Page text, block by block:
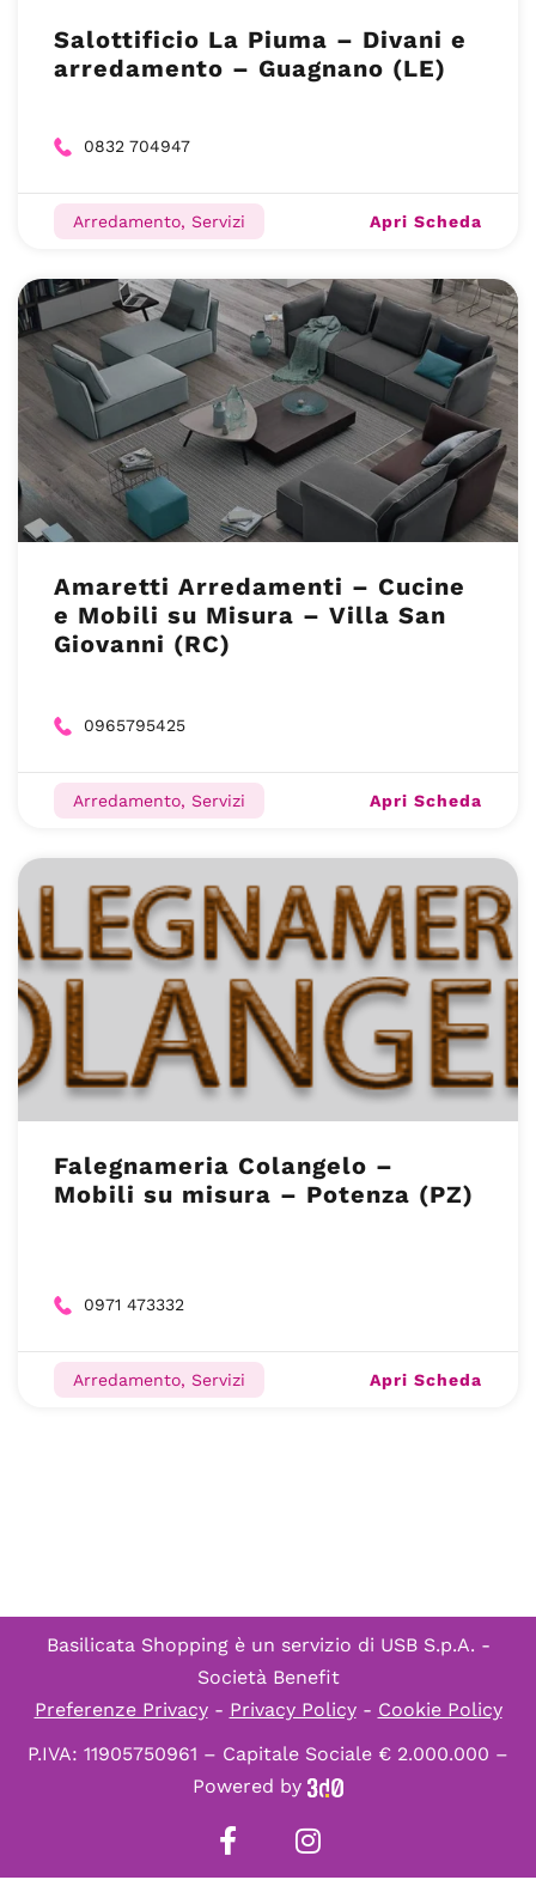
Salottificio La Piuma – Divani e
arredamento – Guagnano (LE)
0832 704947
Arredamento, Servizi Apri Scheda
Amaretti Arredamenti – Cucine
e Mobili su Misura – Villa San
Giovanni (RC)
0965795425
Arredamento, Servizi Apri Scheda
Falegnameria Colangelo –
Mobili su misura – Potenza (PZ)
0971 473332
Arredamento, Servizi Apri Scheda
Basilicata Shopping è un servizio di USB S.p.A. -
Società Benefit
Preferenze Privacy- Privacy Policy- Cookie Policy
P.IVA: 11905750961 – Capitale Sociale € 2.000.000 –
Powered by